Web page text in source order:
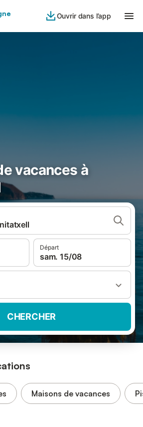
Ouvrir dans l’app
vacances à
Départ
sam. 15/08
CHERCHER
Maisons de vacances